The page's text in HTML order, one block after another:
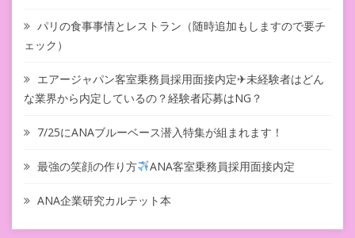
パリの食事事情とレストラン（随時追加もしますので要チ
ェック）
エアージャパン客室乗務員採用面接内定✈未経験者はどん
な業界から内定しているの？経験者応募はNG？
7/25にANAブルーベース潜入特集が組まれます！
最強の笑顔の作り方 ANA客室乗務員採用面接内定
ANA企業研究カルテット本